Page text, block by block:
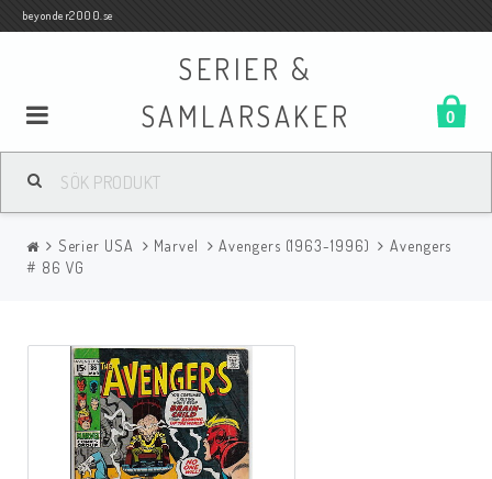
beyonder2000.se
SERIER &
SAMLARSAKER
0
Samlar- och Spelkort
Serier
Böcker
Serier USA Marvel Avengers (1963-1996)
Avengers
# 86 VG